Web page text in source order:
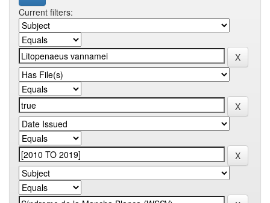
Current filters: